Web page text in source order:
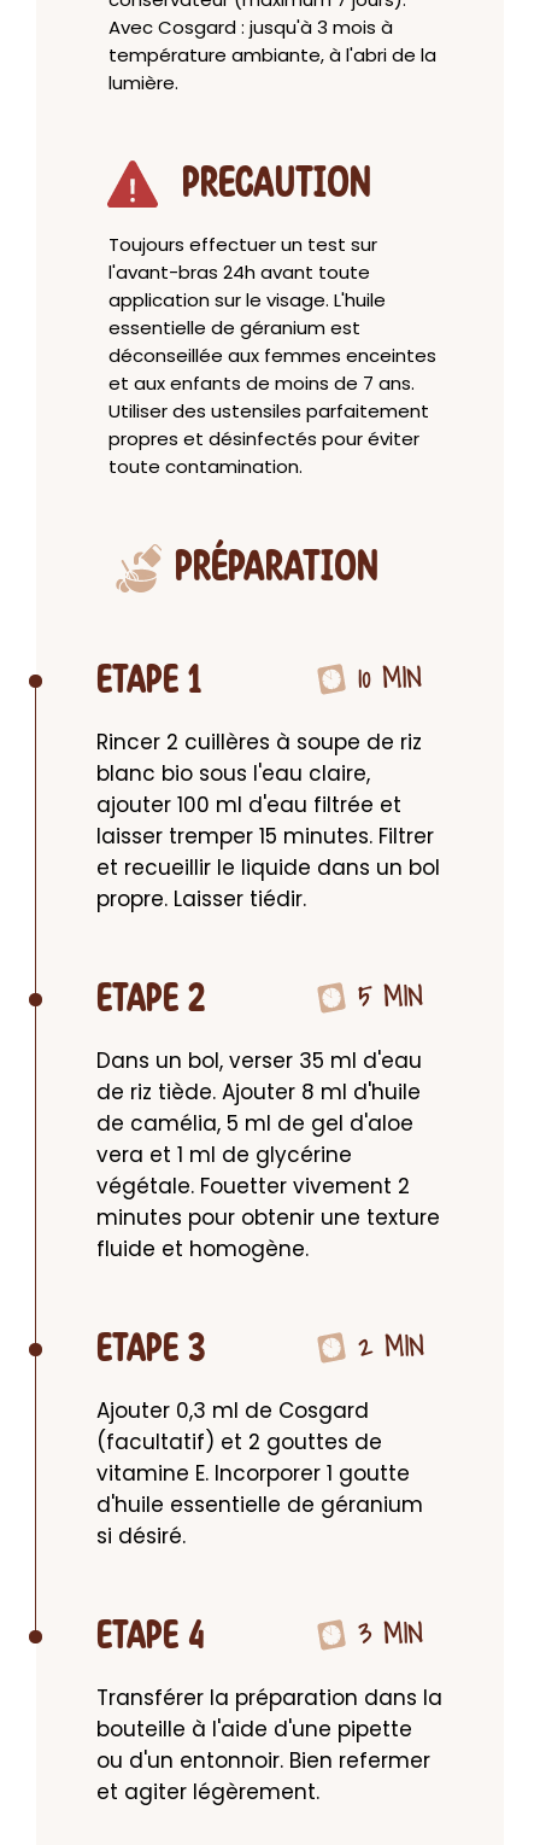
Avec Cosgard : jusqu'à 3 mois à
température ambiante, à l'abri de la
lumière.
PRECAUTION
Toujours effectuer un test sur
l'avant-bras 24h avant toute
application sur le visage. L'huile
essentielle de géranium est
déconseillée aux femmes enceintes
et aux enfants de moins de 7 ans.
Utiliser des ustensiles parfaitement
propres et désinfectés pour éviter
toute contamination.
PRÉPARATION
ETAPE 1 10 MIN
Rincer 2 cuillères à soupe de riz
blanc bio sous l'eau claire,
ajouter 100 ml d'eau filtrée et
laisser tremper 15 minutes. Filtrer
et recueillir le liquide dans un bol
propre. Laisser tiédir.
ETAPE 2 5 MIN
Dans un bol, verser 35 ml d'eau
de riz tiède. Ajouter 8 ml d'huile
de camélia, 5 ml de gel d'aloe
vera et 1 ml de glycérine
végétale. Fouetter vivement 2
minutes pour obtenir une texture
fluide et homogène.
ETAPE 3 2 MIN
Ajouter 0,3 ml de Cosgard
(facultatif) et 2 gouttes de
vitamine E. Incorporer 1 goutte
d'huile essentielle de géranium
si désiré.
ETAPE 4 3 MIN
Transférer la préparation dans la
bouteille à l'aide d'une pipette
ou d'un entonnoir. Bien refermer
et agiter légèrement.